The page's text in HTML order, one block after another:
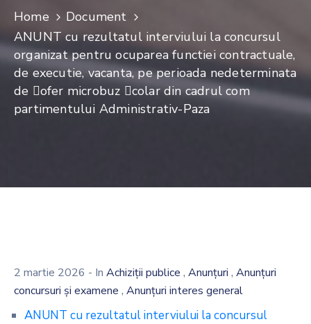
Home
Document
ANUNT cu rezultatul interviului la concursul
organizat pentru ocuparea functiei contractuale,
de executie, vacanta, pe perioada nedeterminata
de 􀀌ofer microbuz 􀀎colar din cadrul com
partimentului Administrativ-Paza
2 martie 2026 - In Achiziții publice , Anunțuri , Anunțuri
concursuri și examene , Anunțuri interes general
ANUNT cu rezultatul interviului la concursul